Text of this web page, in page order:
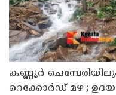
കണ്ണൂർ
റെക്കോർഡ് മഴ ;